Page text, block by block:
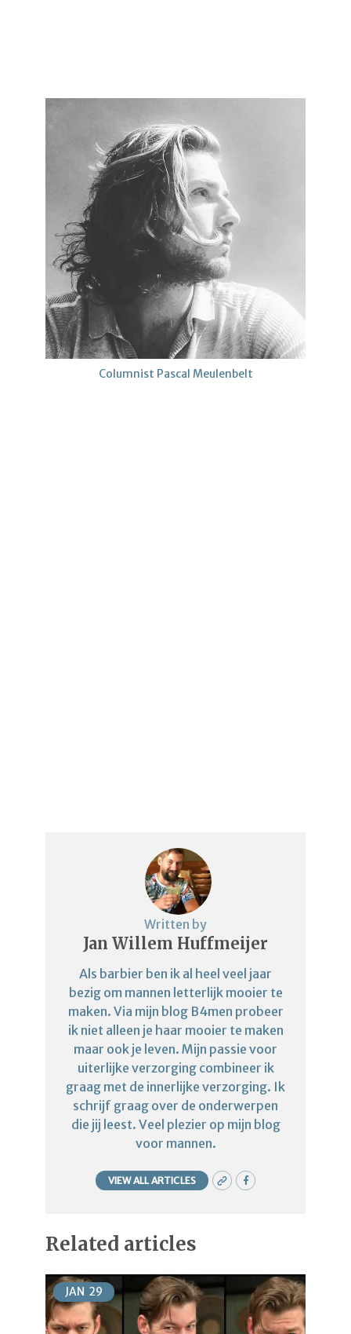
Columnist Pascal Meulenbelt
Written by
Jan Willem Huffmeijer
Als barbier ben ik al heel veel jaar
bezig om mannen letterlijk mooier te
maken. Via mijn blog B4men probeer
ik niet alleen je haar mooier te maken
maar ook je leven. Mijn passie voor
uiterlijke verzorging combineer ik
graag met de innerlijke verzorging. Ik
schrijf graag over de onderwerpen
die jij leest. Veel plezier op mijn blog
voor mannen.
VIEW ALL ARTICLES
Related articles
JAN 29